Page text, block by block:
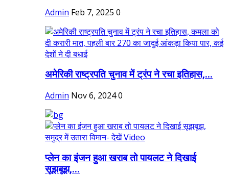
Admin Feb 7, 2025 0
अमेरिकी राष्ट्रपति चुनाव में ट्रंप ने रचा इतिहास,...
Admin Nov 6, 20240
प्लेन का इंजन हुआ खराब तो पायलट ने दिखाई
सूझबूझ,...